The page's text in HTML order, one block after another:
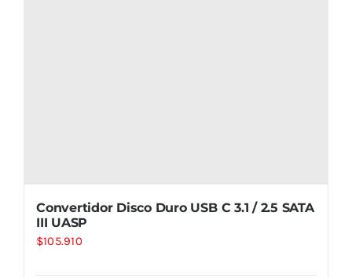
Convertidor Disco Duro USB C 3.1 / 2.5 SATA
III UASP
$105.910